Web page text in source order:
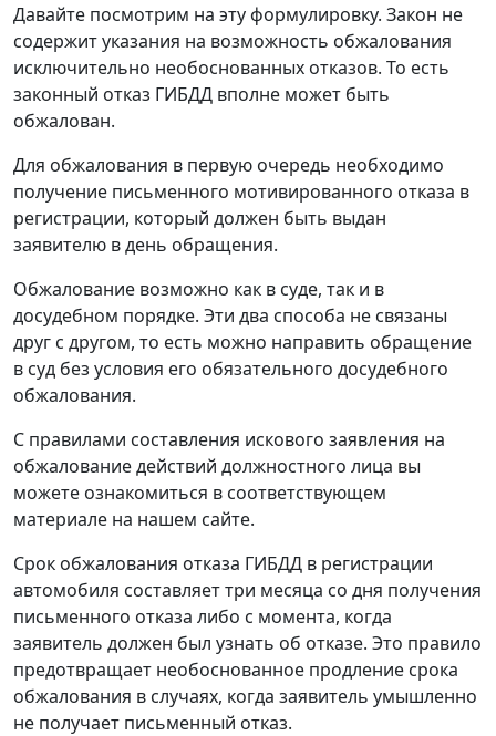
Давайте посмотрим на эту формулировку. Закон не
содержит указания на возможность обжалования
исключительно необоснованных отказов. То есть
законный отказ ГИБДД вполне может быть
обжалован.
Для обжалования в первую очередь необходимо
получение письменного мотивированного отказа в
регистрации, который должен быть выдан
заявителю в день обращения.
Обжалование возможно как в суде, так и в
досудебном порядке. Эти два способа не связаны
друг с другом, то есть можно направить обращение
в суд без условия его обязательного досудебного
обжалования.
С правилами составления искового заявления на
обжалование действий должностного лица вы
можете ознакомиться в соответствующем
материале на нашем сайте.
Срок обжалования отказа ГИБДД в регистрации
автомобиля составляет три месяца со дня получения
письменного отказа либо с момента, когда
заявитель должен был узнать об отказе. Это правило
предотвращает необоснованное продление срока
обжалования в случаях, когда заявитель умышленно
не получает письменный отказ.